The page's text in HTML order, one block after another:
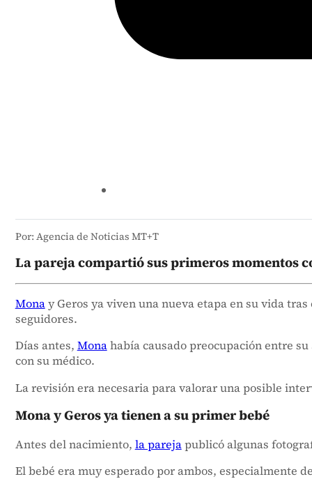
Por: Agencia de Noticias MT+T
La pareja compartió sus primeros momentos
Monay Geros ya viven una nueva etapa en su vida
seguidores.
Días antes, Monahabía causado preocupación entre
con su médico.
La revisión era necesaria para valorar una posible
Mona y Geros ya tienen a su primer bebé
Antes del nacimiento, la parejapublicó algunas
El bebé era muy esperado por ambos, especialmente